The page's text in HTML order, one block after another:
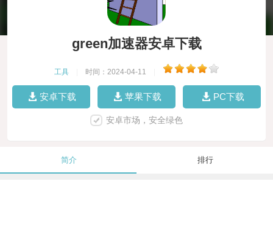
green加速器安卓下载
工具 时间：2024-04-11
安卓下载 苹果下载 PC下载
安卓市场，安全绿色
简介 排行